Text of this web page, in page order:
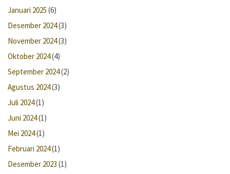
Januari 2025 (6)
Desember 2024(3)
November 2024(3)
Oktober 2024(4)
September 2024(2)
Agustus 2024(3)
Juli 2024(1)
Juni 2024(1)
Mei 2024(1)
Februari 2024(1)
Desember 2023 (1)